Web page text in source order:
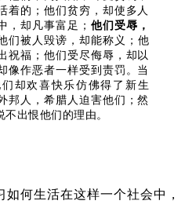
着的；他们贫穷，却使多人
，却凡事富足； 他们受辱，
们被人毁谤，却能称义；他
祝福；他们受尽侮辱，却以
像作恶者一样受到责罚。当
却欢喜快乐仿佛得了新生
邦人，希腊人迫害他们；然
出恨他们的理由。
何生活在这样一个社会中，